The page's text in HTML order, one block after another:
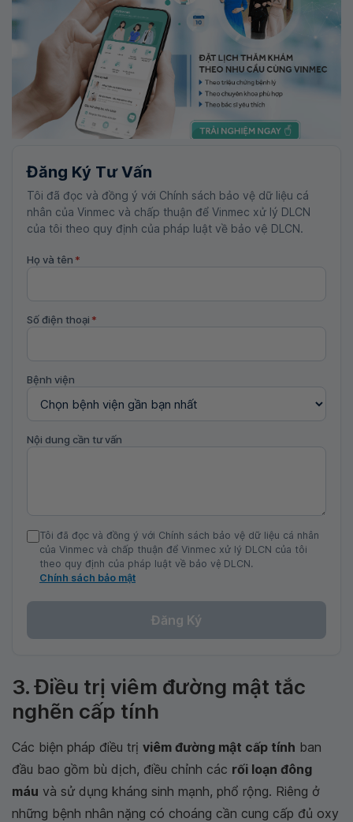
Đăng Ký Tư Vấn
Tôi đã đọc và đồng ý với Chính sách bảo vệ dữ liệu cá
nhân của Vinmec và chấp thuận để Vinmec xử lý DLCN
của tôi theo quy định của pháp luật về bảo vệ DLCN.
Họ và tên *
Số điện thoại *
Bệnh viện
Nội dung cần tư vấn
Tôi đã đọc và đồng ý với Chính sách bảo vệ dữ liệu cá nhân
của Vinmec và chấp thuận để Vinmec xử lý DLCN của tôi
theo quy định của pháp luật về bảo vệ DLCN.
Chính sách bảo mật
Đăng Ký
3. Điều trị viêm đường mật tắc
nghẽn cấp tính
Các biện pháp điều trị viêm đường mật cấp tính ban
đầu bao gồm bù dịch, điều chỉnh các rối loạn đông
máu và sử dụng kháng sinh mạnh, phổ rộng. Riêng ở
những bệnh nhân nặng có choáng cần cung cấp đủ oxy